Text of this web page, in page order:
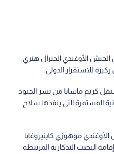
الأوغندي الجنرال هنري
للاستقرار الدولي.
كريم ماسابا من نشر الجنود
المستمرة التي ينفذها سلاح
الأوغندي موهوزي كاينيروغابا
النصب التذكارية المرتبطة